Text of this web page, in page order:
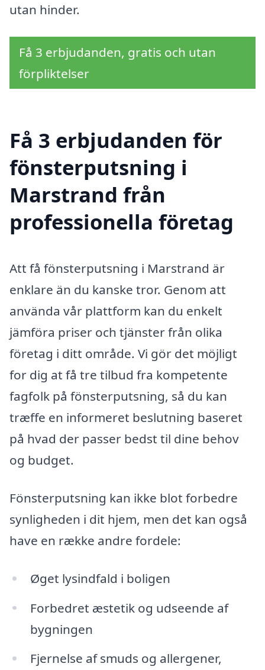
utan hinder.
Få 3 erbjudanden, gratis och utan
förpliktelser
Få 3 erbjudanden för
fönsterputsning i
Marstrand från
professionella företag
Att få fönsterputsning i Marstrand är
enklare än du kanske tror. Genom att
använda vår plattform kan du enkelt
jämföra priser och tjänster från olika
företag i ditt område. Vi gör det möjligt
for dig at få tre tilbud fra kompetente
fagfolk på fönsterputsning, så du kan
træffe en informeret beslutning baseret
på hvad der passer bedst til dine behov
og budget.
Fönsterputsning kan ikke blot forbedre
synligheden i dit hjem, men det kan også
have en række andre fordele:
Øget lysindfald i boligen
Forbedret æstetik og udseende af
bygningen
Fjernelse af smuds og allergener,